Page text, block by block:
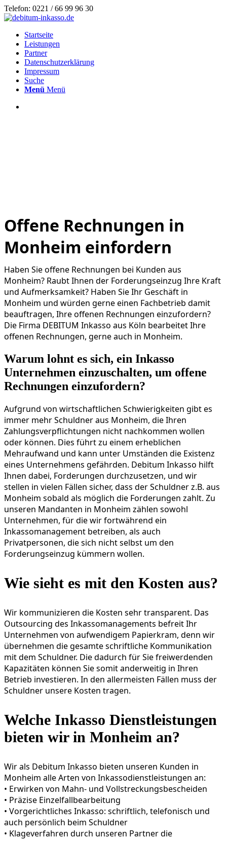
Telefon: 0221 / 66 99 96 30
Startseite
Leistungen
Partner
Datenschutzerklärung
Impressum
Suche
Menü Menü
Offene Rechnungen in
Monheim einfordern
Haben Sie offene Rechnungen bei Kunden aus
Monheim? Raubt Ihnen der Forderungseinzug Ihre Kraft
und Aufmerksamkeit? Haben Sie Ihr Geschäft in
Monheim und würden gerne einen Fachbetrieb damit
beauftragen, Ihre offenen Rechnungen einzufordern?
Die Firma DEBITUM Inkasso aus Köln bearbeitet Ihre
offenen Rechnungen, gerne auch in Monheim.
Warum lohnt es sich, ein Inkasso
Unternehmen einzuschalten, um offene
Rechnungen einzufordern?
Aufgrund von wirtschaftlichen Schwierigkeiten gibt es
immer mehr Schuldner aus Monheim, die Ihren
Zahlungsverpflichtungen nicht nachkommen wollen
oder können. Dies führt zu einem erheblichen
Mehraufwand und kann unter Umständen die Existenz
eines Unternehmens gefährden. Debitum Inkasso hilft
Ihnen dabei, Forderungen durchzusetzen, und wir
stellen in vielen Fällen sicher, dass der Schuldner z.B. aus
Monheim sobald als möglich die Forderungen zahlt. Zu
unseren Mandanten in Monheim zählen sowohl
Unternehmen, für die wir fortwährend ein
Inkassomanagement betreiben, als auch
Privatpersonen, die sich nicht selbst um den
Forderungseinzug kümmern wollen.
Wie sieht es mit den Kosten aus?
Wir kommunizieren die Kosten sehr transparent. Das
Outsourcing des Inkassomanagements befreit Ihr
Unternehmen von aufwendigem Papierkram, denn wir
übernehmen die gesamte schriftliche Kommunikation
mit dem Schuldner. Die dadurch für Sie freiwerdenden
Kapazitäten können Sie somit anderweitig in Ihren
Betrieb investieren. In den allermeisten Fällen muss der
Schuldner unsere Kosten tragen.
Welche Inkasso Dienstleistungen
bieten wir in Monheim an?
Wir als Debitum Inkasso bieten unseren Kunden in
Monheim alle Arten von Inkassodienstleistungen an:
• Erwirken von Mahn- und Vollstreckungsbescheiden
• Präzise Einzelfallbearbeitung
• Vorgericht­liches Inkasso: schriftlich, telefonisch und
auch persönlich beim Schuldner
• Klageverfahren durch unseren Partner die